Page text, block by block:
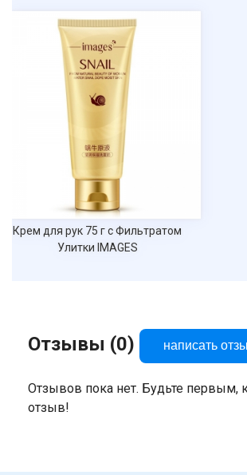
Пластырь Miaolaodi от
Отзывы (0) написать
Отзывов пока нет. Будьте первым,
отзыв!